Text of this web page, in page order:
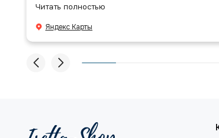
сложено, подписано и даже есть подарочек,
приятно. Спасибо большое команде!
Читать полностью
Яндекс Карты